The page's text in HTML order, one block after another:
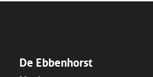
De Ebbenhorst